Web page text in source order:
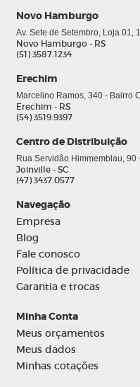
Novo Hamburgo
Av. Sete de Setembro, Loja 01,
Novo Hamburgo - RS
(51) 3587.1234
Erechim
Marcelino Ramos, 340 - Bairro
Erechim - RS
(54) 3519.9397
Centro de Distribuição
Rua Servidão Himmemblau, 90
Joinville - SC
(47) 3437.0577
Navegação
Empresa
Blog
Fale conosco
Política de privacidade
Garantia e trocas
Minha Conta
Meus orçamentos
Meus dados
Minhas cotações